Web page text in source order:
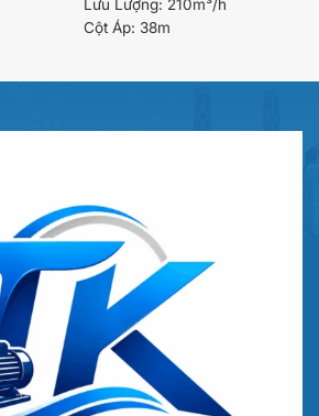
Lưu Lượng: 210m³/h
Cột Áp: 38m